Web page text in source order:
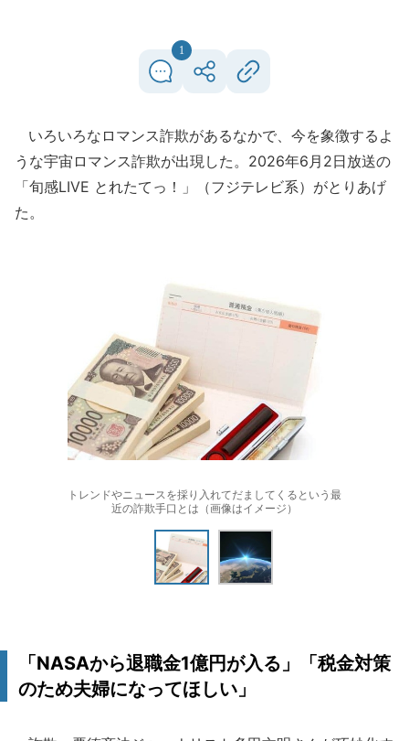
1
いろいろなロマンス詐欺があるなかで、今を象徴するよ
うな宇宙ロマンス詐欺が出現した。2026年6月2日放送の
「旬感LIVE とれたてっ！」（フジテレビ系）がとりあげ
た。
トレンドやニュースを採り入れてだましてくるという最
近の詐欺手口とは（画像はイメージ）
「NASAから退職金1億円が入る」「税金対策
のため夫婦になってほしい」